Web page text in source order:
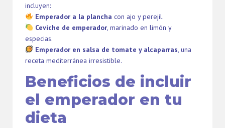
incluyen:
Emperador a la plancha con ajo y perejil.
Ceviche de emperador, marinado en limón y
especias.
Emperador en salsa de tomate y alcaparras, una
receta mediterránea irresistible.
Beneficios de incluir
el emperador en tu
dieta